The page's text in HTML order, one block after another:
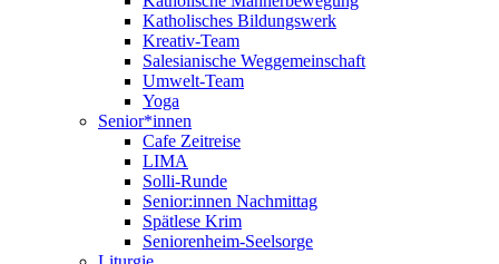
Katholisches Bildungswerk
Kreativ-Team
Salesianische Weggemeinschaft
Umwelt-Team
Yoga
Senior*innen
Cafe Zeitreise
LIMA
Solli-Runde
Senior:innen Nachmittag
Spätlese Krim
Seniorenheim-Seelsorge